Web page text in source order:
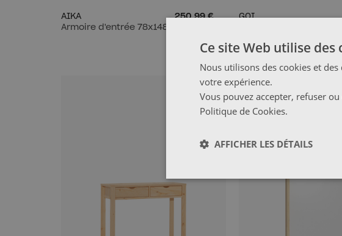
AIKA
Armoire d'entrée 78x148
250,99 €
GOI
Ce site Web utilise des
Nous utilisons des cookies et
votre expérience.
Vous pouvez accepter, refuser
Politique de Cookies.
AFFICHER LES DÉTAILS